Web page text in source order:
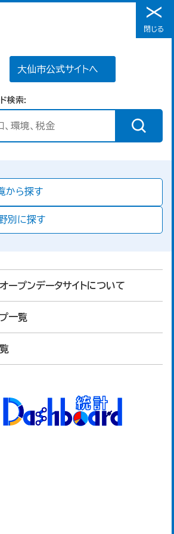
メニュー
大仙市公式サイトへ
検索
から探す
別に探す
ープンデータサイトについて
一覧
閉じる